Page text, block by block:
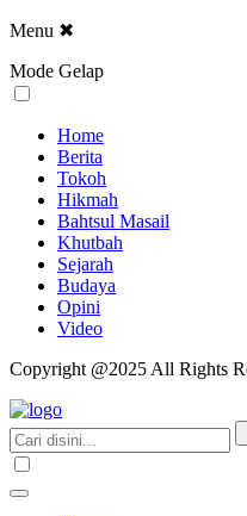
Menu ✖
Mode Gelap
Home
Berita
Tokoh
Hikmah
Bahtsul Masail
Khutbah
Sejarah
Budaya
Opini
Video
Copyright @2025 All Rights